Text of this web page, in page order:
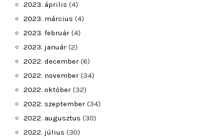
2023. április (4)
2023. március (4)
2023. február (4)
2023. január (2)
2022. december (6)
2022. november (34)
2022. október (32)
2022. szeptember (34)
2022. augusztus (30)
2022. július (30)